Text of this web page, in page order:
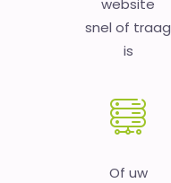
website
snel of traag
is
Of uw